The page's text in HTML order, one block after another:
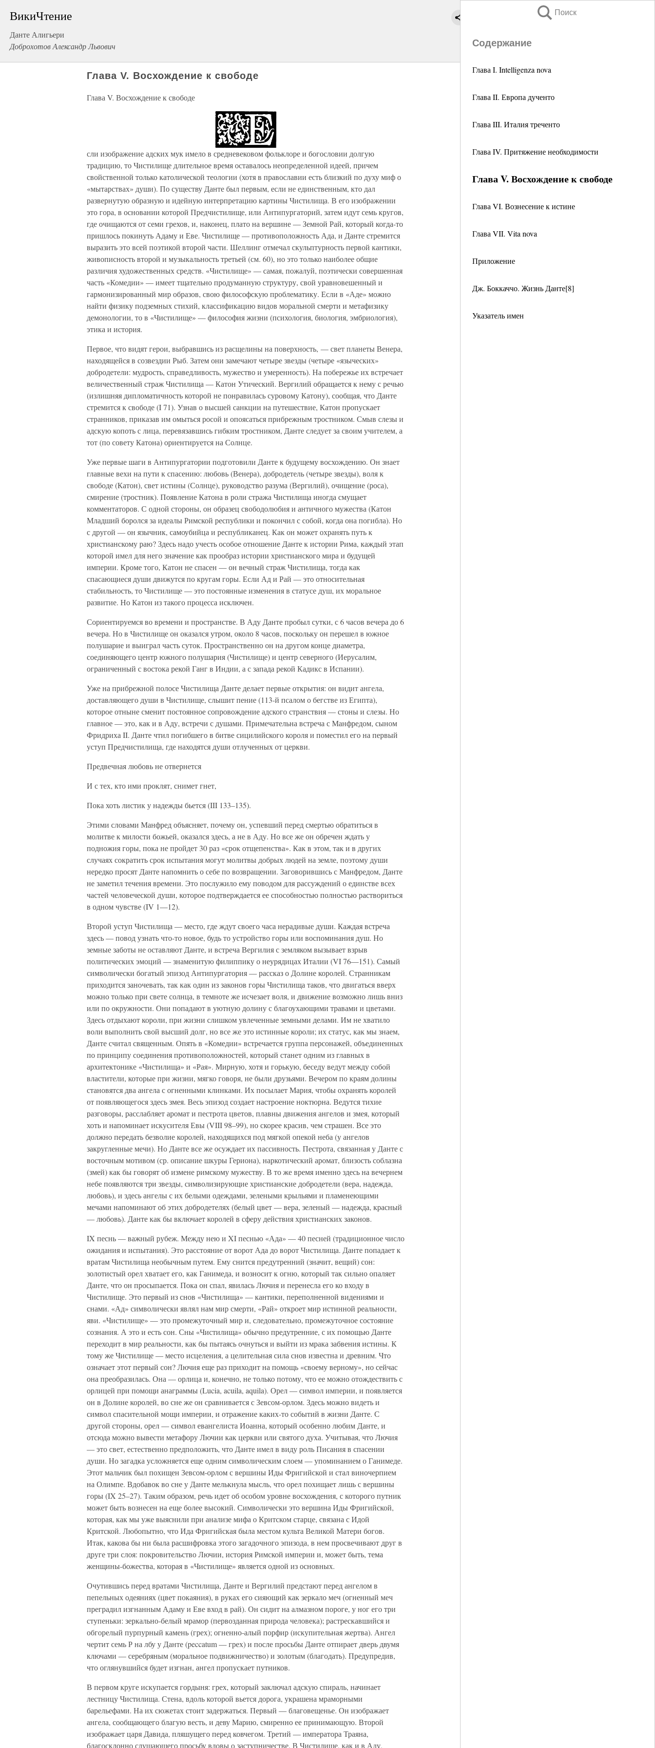
ВикиЧтение
Данте Алигьери
Доброхотов Александр Львович
Поиск
Содержание
Глава I. Intelligenza nova
Глава II. Европа дученто
Глава III. Италия треченто
Глава IV. Притяжение необходимости
Глава V. Восхождение к свободе
Глава VI. Вознесение к истине
Глава VII. Vita nova
Приложение
Дж. Боккаччо. Жизнь Данте[8]
Указатель имен
Глава V. Восхождение к свободе
Глава V. Восхождение к свободе
сли изображение адских мук имело в средневековом фольклоре и богословии долгую
традицию, то Чистилище длительное время оставалось неопределенной идеей, причем
свойственной только католической теологии (хотя в православии есть близкий по духу миф о
«мытарствах» души). По существу Данте был первым, если не единственным, кто дал
развернутую образную и идейную интерпретацию картины Чистилища. В его изображении
это гора, в основании которой Предчистилище, или Антипургаторий, затем идут семь кругов,
где очищаются от семи грехов, и, наконец, плато на вершине — Земной Рай, который когда-то
пришлось покинуть Адаму и Еве. Чистилище — противоположность Ада, и Данте стремится
выразить это всей поэтикой второй части. Шеллинг отмечал скульптурность первой кантики,
живописность второй и музыкальность третьей (см. 60), но это только наиболее общие
различия художественных средств. «Чистилище» — самая, пожалуй, поэтически совершенная
часть «Комедии» — имеет тщательно продуманную структуру, свой уравновешенный и
гармонизированный мир образов, свою философскую проблематику. Если в «Аде» можно
найти физику подземных стихий, классификацию видов моральной смерти и метафизику
демонологии, то в «Чистилище» — философия жизни (психология, биология, эмбриология),
этика и история.
Первое, что видят герои, выбравшись из расщелины на поверхность, — свет планеты Венера,
находящейся в созвездии Рыб. Затем они замечают четыре звезды (четыре «языческих»
добродетели: мудрость, справедливость, мужество и умеренность). На побережье их встречает
величественный страж Чистилища — Катон Утический. Вергилий обращается к нему с речью
(излишняя дипломатичность которой не понравилась суровому Катону), сообщая, что Данте
стремится к свободе (I 71). Узнав о высшей санкции на путешествие, Катон пропускает
странников, приказав им омыться росой и опоясаться прибрежным тростником. Смыв слезы и
адскую копоть с лица, перевязавшись гибким тростником, Данте следует за своим учителем, а
тот (по совету Катона) ориентируется на Солнце.
Уже первые шаги в Антипургатории подготовили Данте к будущему восхождению. Он знает
главные вехи на пути к спасению: любовь (Венера), добродетель (четыре звезды), воля к
свободе (Катон), свет истины (Солнце), руководство разума (Вергилий), очищение (роса),
смирение (тростник). Появление Катона в роли стража Чистилища иногда смущает
комментаторов. С одной стороны, он образец свободолюбия и античного мужества (Катон
Младший боролся за идеалы Римской республики и покончил с собой, когда она погибла). Но
с другой — он язычник, самоубийца и республиканец. Как он может охранять путь к
христианскому раю? Здесь надо учесть особое отношение Данте к истории Рима, каждый этап
которой имел для него значение как прообраз истории христианского мира и будущей
империи. Кроме того, Катон не спасен — он вечный страж Чистилища, тогда как
спасающиеся души движутся по кругам горы. Если Ад и Рай — это относительная
стабильность, то Чистилище — это постоянные изменения в статусе душ, их моральное
развитие. Но Катон из такого процесса исключен.
Сориентируемся во времени и пространстве. В Аду Данте пробыл сутки, с 6 часов вечера до 6
вечера. Но в Чистилище он оказался утром, около 8 часов, поскольку он перешел в южное
полушарие и выиграл часть суток. Пространственно он на другом конце диаметра,
соединяющего центр южного полушария (Чистилище) и центр северного (Иерусалим,
ограниченный с востока рекой Ганг в Индии, а с запада рекой Кадикс в Испании).
Уже на прибрежной полосе Чистилища Данте делает первые открытия: он видит ангела,
доставляющего души в Чистилище, слышит пение (113-й псалом о бегстве из Египта),
которое отныне сменит постоянное сопровождение адского странствия — стоны и слезы. Но
главное — это, как и в Аду, встречи с душами. Примечательна встреча с Манфредом, сыном
Фридриха II. Данте чтил погибшего в битве сицилийского короля и поместил его на первый
уступ Предчистилища, где находятся души отлученных от церкви.
Предвечная любовь не отвернется
И с тех, кто ими проклят, снимет гнет,
Пока хоть листик у надежды бьется (III 133–135).
Этими словами Манфред объясняет, почему он, успевший перед смертью обратиться в
молитве к милости божьей, оказался здесь, а не в Аду. Но все же он обречен ждать у
подножия горы, пока не пройдет 30 раз «срок отщепенства». Как в этом, так и в других
случаях сократить срок испытания могут молитвы добрых людей на земле, поэтому души
нередко просят Данте напомнить о себе по возвращении. Заговорившись с Манфредом, Данте
не заметил течения времени. Это послужило ему поводом для рассуждений о единстве всех
частей человеческой души, которое подтверждается ее способностью полностью раствориться
в одном чувстве (IV 1—12).
Второй уступ Чистилища — место, где ждут своего часа нерадивые души. Каждая встреча
здесь — повод узнать что-то новое, будь то устройство горы или воспоминания душ. Но
земные заботы не оставляют Данте, и встреча Вергилия с земляком вызывает взрыв
политических эмоций — знаменитую филиппику о неурядицах Италии (VI 76—151). Самый
символически богатый эпизод Антипургатория — рассказ о Долине королей. Странникам
приходится заночевать, так как один из законов горы Чистилища таков, что двигаться вверх
можно только при свете солнца, в темноте же исчезает воля, и движение возможно лишь вниз
или по окружности. Они попадают в уютную долину с благоухающими травами и цветами.
Здесь отдыхают короли, при жизни слишком увлеченные земными делами. Им не хватило
воли выполнить свой высший долг, но все же это истинные короли; их статус, как мы знаем,
Данте считал священным. Опять в «Комедии» встречается группа персонажей, объединенных
по принципу соединения противоположностей, который станет одним из главных в
архитектонике «Чистилища» и «Рая». Мирную, хотя и горькую, беседу ведут между собой
властители, которые при жизни, мягко говоря, не были друзьями. Вечером по краям долины
становятся два ангела с огненными клинками. Их посылает Мария, чтобы охранять королей
от появляющегося здесь змея. Весь эпизод создает настроение ноктюрна. Ведутся тихие
разговоры, расслабляет аромат и пестрота цветов, плавны движения ангелов и змея, который
хоть и напоминает искусителя Евы (VIII 98–99), но скорее красив, чем страшен. Все это
должно передать безволие королей, находящихся под мягкой опекой неба (у ангелов
закругленные мечи). Но Данте все же осуждает их пассивность. Пестрота, связанная у Данте с
восточным мотивом (ср. описание шкуры Гериона), наркотический аромат, близость соблазна
(змей) как бы говорят об измене римскому мужеству. В то же время именно здесь на вечернем
небе появляются три звезды, символизирующие христианские добродетели (вера, надежда,
любовь), и здесь ангелы с их белыми одеждами, зелеными крыльями и пламенеющими
мечами напоминают об этих добродетелях (белый цвет — вера, зеленый — надежда, красный
— любовь). Данте как бы включает королей в сферу действия христианских законов.
IX песнь — важный рубеж. Между нею и XI песнью «Ада» — 40 песней (традиционное число
ожидания и испытания). Это расстояние от ворот Ада до ворот Чистилища. Данте попадает к
вратам Чистилища необычным путем. Ему снится предутренний (значит, вещий) сон:
золотистый орел хватает его, как Ганимеда, и возносит к огню, который так сильно опаляет
Данте, что он просыпается. Пока он спал, явилась Лючия и перенесла его ко входу в
Чистилище. Это первый из снов «Чистилища» — кантики, переполненной видениями и
снами. «Ад» символически являл нам мир смерти, «Рай» откроет мир истинной реальности,
яви. «Чистилище» — это промежуточный мир и, следовательно, промежуточное состояние
сознания. А это и есть сон. Сны «Чистилища» обычно предутренние, с их помощью Данте
переходит в мир реальности, как бы пытаясь очнуться и выйти из мрака забвения истины. К
тому же Чистилище — место исцеления, а целительная сила снов известна и древним. Что
означает этот первый сон? Лючия еще раз приходит на помощь «своему верному», но сейчас
она преобразилась. Она — орлица и, конечно, не только потому, что ее можно отождествить с
орлицей при помощи анаграммы (Lucia, acuila, aquila). Орел — символ империи, и появляется
он в Долине королей, во сне же он сравнивается с Зевсом-орлом. Здесь можно видеть и
символ спасительной мощи империи, и отражение каких-то событий в жизни Данте. С
другой стороны, орел — символ евангелиста Иоанна, который особенно любим Данте, и
отсюда можно вывести метафору Лючии как церкви или святого духа. Учитывая, что Лючия
— это свет, естественно предположить, что Данте имел в виду роль Писания в спасении
души. Но загадка усложняется еще одним символическим слоем — упоминанием о Ганимеде.
Этот мальчик был похищен Зевсом-орлом с вершины Иды Фригийской и стал виночерпием
на Олимпе. Вдобавок во сне у Данте мелькнула мысль, что орел похищает лишь с вершины
горы (IX 25–27). Таким образом, речь идет об особом уровне восхождения, с которого путник
может быть вознесен на еще более высокий. Символически это вершина Иды Фригийской,
которая, как мы уже выяснили при анализе мифа о Критском старце, связана с Идой
Критской. Любопытно, что Ида Фригийская была местом культа Великой Матери богов.
Итак, какова бы ни была расшифровка этого загадочного эпизода, в нем просвечивают друг в
друге три слоя: покровительство Лючии, история Римской империи и, может быть, тема
женщины-божества, которая в «Чистилище» является одной из основных.
Очутившись перед вратами Чистилища, Данте и Вергилий предстают перед ангелом в
пепельных одеяниях (цвет покаяния), в руках его сияющий как зеркало меч (огненный меч
преградил изгнанным Адаму и Еве вход в рай). Он сидит на алмазном пороге, у ног его три
ступеньки: зеркально-белый мрамор (первозданная природа человека); растрескавшийся и
обгорелый пурпурный камень (грех); огненно-алый порфир (искупительная жертва). Ангел
чертит семь Р на лбу у Данте (peccatum — грех) и после просьбы Данте отпирает дверь двумя
ключами — серебряным (моральное подвижничество) и золотым (благодать). Предупредив,
что оглянувшийся будет изгнан, ангел пропускает путников.
В первом круге искупается гордыня: грех, который заключал адскую спираль, начинает
лестницу Чистилища. Стена, вдоль которой вьется дорога, украшена мраморными
барельефами. На их сюжетах стоит задержаться. Первый — благовещенье. Он изображает
ангела, сообщающего благую весть, и деву Марию, смиренно ее принимающую. Второй
изображает царя Давида, пляшущего перед ковчегом. Третий — императора Траяна,
благосклонно слушающего просьбу вдовы о заступничестве. В Чистилище, как и в Аду,